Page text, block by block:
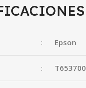
: Epson
: T653700